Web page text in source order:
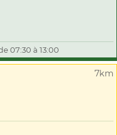
07:30 à 13:00
7km